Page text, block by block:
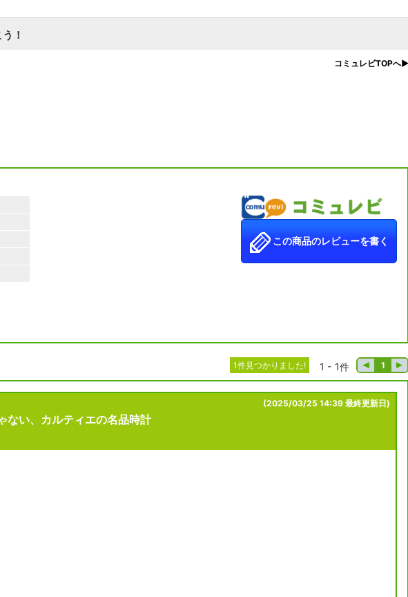
！
コミュレビTOPへ▶
この商品のレビューを書く
1
1 - 1件
1件見つかりました!
(2025/03/25 14:39 最終更新日)
ない、カルティエの名品時計